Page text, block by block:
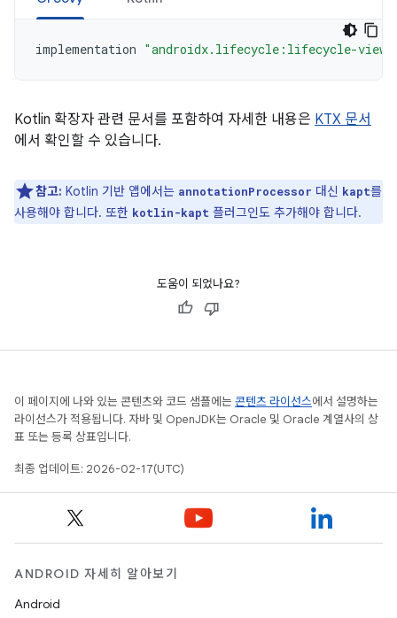
implementation "androidx.lifecycle:lifecycle-
Kotlin 확장자 관련 문서를 포함하여 자세한 내용은 KTX 문서
에서 확인할 수 있습니다.
참고: Kotlin 기반 앱에서는 annotationProcessor 대신 kapt를
사용해야 합니다. 또한 kotlin-kapt 플러그인도 추가해야 합니다.
도움이 되었나요?
이 페이지에 나와 있는 콘텐츠와 코드 샘플에는 콘텐츠 라이선스에서 설명하는
라이선스가 적용됩니다. 자바 및 OpenJDK는 Oracle 및 Oracle 계열사의 상
표 또는 등록 상표입니다.
최종 업데이트: 2026-02-17(UTC)
ANDROID 자세히 알아보기
Android